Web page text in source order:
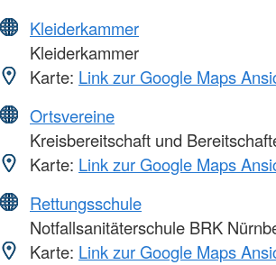
Kleiderkammer
Kleiderkammer
Karte: Link zur Google Maps
Ortsvereine
Kreisbereitschaft und
Karte: Link zur Google Maps
Rettungsschule
Notfallsanitäterschule BRK
Karte: Link zur Google Maps